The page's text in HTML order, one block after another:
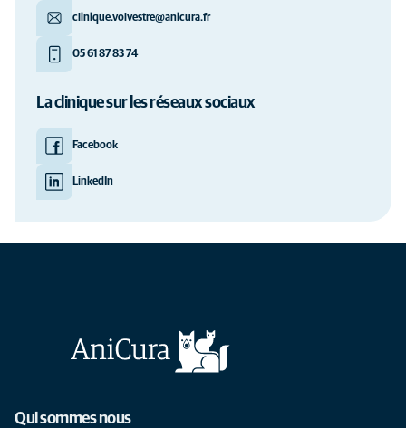
clinique.volvestre@anicura.fr
05 61 87 83 74
La clinique sur les réseaux sociaux
Facebook
LinkedIn
Qui sommes nous